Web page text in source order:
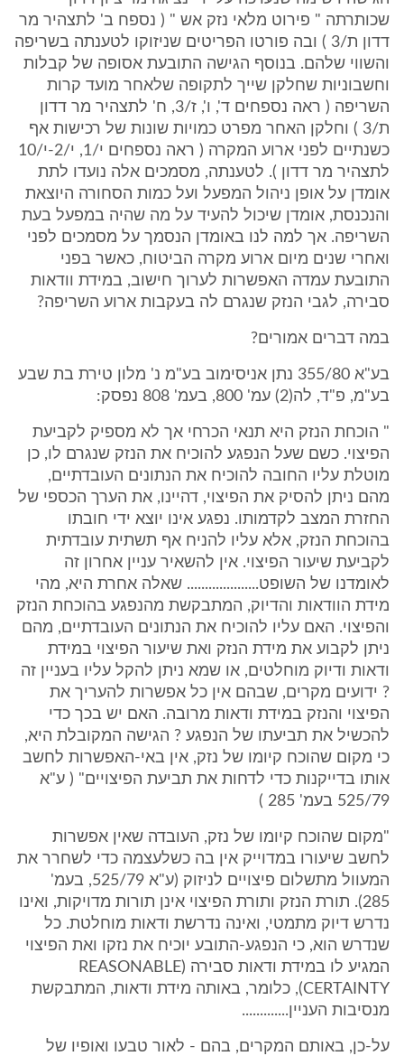
שכותרתה " פירוט מלאי נזק אש " ( נספח ב' לתצהיר מר
דדון ת/3 ) ובה פורטו הפריטים שניזוקו לטענתה בשריפה
והשווי שלהם. בנוסף הגישה התובעת אסופה של קבלות
וחשבוניות שחלקן שייך לתקופה שלאחר מועד קרות
השריפה ( ראה נספחים ד', ו', ז/3, ח' לתצהיר מר דדון
ת/3 ) וחלקן האחר מפרט כמויות שונות של רכישות אף
כשנתיים לפני ארוע המקרה ( ראה נספחים י/1, י/2-י/10
לתצהיר מר דדון ). לטענתה, מסמכים אלה נועדו לתת
אומדן על אופן ניהול המפעל ועל כמות הסחורה היוצאת
והנכנסת, אומדן שיכול להעיד על מה שהיה במפעל בעת
השריפה. אך למה לנו באומדן הנסמך על מסמכים לפני
ואחרי שנים מיום ארוע מקרה הביטוח, כאשר בפני
התובעת עמדה האפשרות לערוך חישוב, במידת וודאות
סבירה, לגבי הנזק שנגרם לה בעקבות ארוע השריפה?
במה דברים אמורים?
בע"א 355/80 נתן אניסימוב בע"מ נ' מלון טירת בת שבע
בע"מ, פ"ד, לה(2) עמ' 800, בעמ' 808 נפסק:
" הוכחת הנזק היא תנאי הכרחי אך לא מספיק לקביעת
הפיצוי. כשם שעל הנפגע להוכיח את הנזק שנגרם לו, כן
מוטלת עליו החובה להוכיח את הנתונים העובדתיים,
מהם ניתן להסיק את הפיצוי, דהיינו, את הערך הכספי של
החזרת המצב לקדמותו. נפגע אינו יוצא ידי חובתו
בהוכחת הנזק, אלא עליו להניח אף תשתית עובדתית
לקביעת שיעור הפיצוי. אין להשאיר עניין אחרון זה
לאומדנו של השופט.................... שאלה אחרת היא, מהי
מידת הוודאות והדיוק, המתבקשת מהנפגע בהוכחת הנזק
והפיצוי. האם עליו להוכיח את הנתונים העובדתיים, מהם
ניתן לקבוע את מידת הנזק ואת שיעור הפיצוי במידת
ודאות ודיוק מוחלטים, או שמא ניתן להקל עליו בעניין זה
? ידועים מקרים, שבהם אין כל אפשרות להעריך את
הפיצוי והנזק במידת ודאות מרובה. האם יש בכך כדי
להכשיל את תביעתו של הנפגע ? הגישה המקובלת היא,
כי מקום שהוכח קיומו של נזק, אין באי-האפשרות לחשב
אותו בדייקנות כדי לדחות את תביעת הפיצויים" ( ע"א
525/79 בעמ' 285 )
"מקום שהוכח קיומו של נזק, העובדה שאין אפשרות
לחשב שיעורו במדוייק אין בה כשלעצמה כדי לשחרר את
המעוול מתשלום פיצויים לניזוק (ע"א 525/79, בעמ'
285). תורת הנזק ותורת הפיצוי אינן תורות מדויקות, ואינו
נדרש דיוק מתמטי, ואינה נדרשת ודאות מוחלטת. כל
שנדרש הוא, כי הנפגע-התובע יוכיח את נזקו ואת הפיצוי
המגיע לו במידת ודאות סבירה (REASONABLE
CERTAINTY), כלומר, באותה מידת ודאות, המתבקשת
מנסיבות העניין.............
על-כן, באותם המקרים, בהם - לאור טבעו ואופיו של